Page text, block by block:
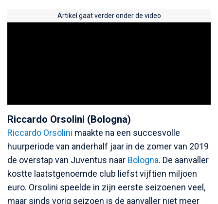
Artikel gaat verder onder de video
Riccardo Orsolini (Bologna)
Riccardo Orsolini maakte na een succesvolle
huurperiode van anderhalf jaar in de zomer van 2019
de overstap van Juventus naar Bologna. De aanvaller
kostte laatstgenoemde club liefst vijftien miljoen
euro. Orsolini speelde in zijn eerste seizoenen veel,
maar sinds vorig seizoen is de aanvaller niet meer